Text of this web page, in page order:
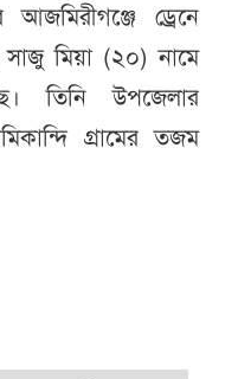
ড্রেনে
মিয়া (২০) নামে
তিনি উপজেলার
গ্রামের তজম